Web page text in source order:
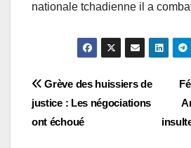
nationale tchadienne il a
Navigation
de
Grève des huissiers de
justice : Les négociations
ont échoué